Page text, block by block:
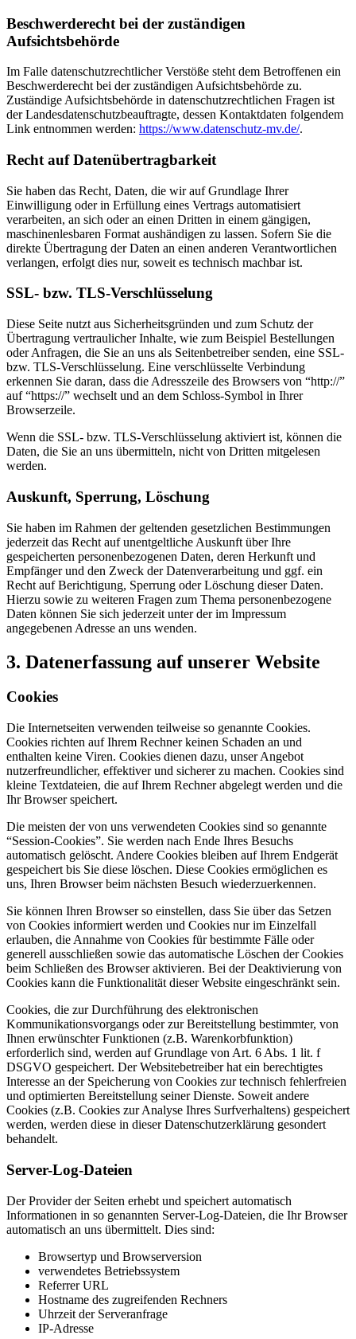
Beschwerderecht bei der zuständigen
Aufsichtsbehörde
Im Falle datenschutzrechtlicher Verstöße steht dem Betroffenen ein
Beschwerderecht bei der zuständigen Aufsichtsbehörde zu.
Zuständige Aufsichtsbehörde in datenschutzrechtlichen Fragen ist
der Landesdatenschutzbeauftragte, dessen Kontaktdaten folgendem
Link entnommen werden: https://www.datenschutz-mv.de/.
Recht auf Datenübertragbarkeit
Sie haben das Recht, Daten, die wir auf Grundlage Ihrer
Einwilligung oder in Erfüllung eines Vertrags automatisiert
verarbeiten, an sich oder an einen Dritten in einem gängigen,
maschinenlesbaren Format aushändigen zu lassen. Sofern Sie die
direkte Übertragung der Daten an einen anderen Verantwortlichen
verlangen, erfolgt dies nur, soweit es technisch machbar ist.
SSL- bzw. TLS-Verschlüsselung
Diese Seite nutzt aus Sicherheitsgründen und zum Schutz der
Übertragung vertraulicher Inhalte, wie zum Beispiel Bestellungen
oder Anfragen, die Sie an uns als Seitenbetreiber senden, eine SSL-
bzw. TLS-Verschlüsselung. Eine verschlüsselte Verbindung
erkennen Sie daran, dass die Adresszeile des Browsers von “http://”
auf “https://” wechselt und an dem Schloss-Symbol in Ihrer
Browserzeile.
Wenn die SSL- bzw. TLS-Verschlüsselung aktiviert ist, können die
Daten, die Sie an uns übermitteln, nicht von Dritten mitgelesen
werden.
Auskunft, Sperrung, Löschung
Sie haben im Rahmen der geltenden gesetzlichen Bestimmungen
jederzeit das Recht auf unentgeltliche Auskunft über Ihre
gespeicherten personenbezogenen Daten, deren Herkunft und
Empfänger und den Zweck der Datenverarbeitung und ggf. ein
Recht auf Berichtigung, Sperrung oder Löschung dieser Daten.
Hierzu sowie zu weiteren Fragen zum Thema personenbezogene
Daten können Sie sich jederzeit unter der im Impressum
angegebenen Adresse an uns wenden.
3. Datenerfassung auf unserer Website
Cookies
Die Internetseiten verwenden teilweise so genannte Cookies.
Cookies richten auf Ihrem Rechner keinen Schaden an und
enthalten keine Viren. Cookies dienen dazu, unser Angebot
nutzerfreundlicher, effektiver und sicherer zu machen. Cookies sind
kleine Textdateien, die auf Ihrem Rechner abgelegt werden und die
Ihr Browser speichert.
Die meisten der von uns verwendeten Cookies sind so genannte
“Session-Cookies”. Sie werden nach Ende Ihres Besuchs
automatisch gelöscht. Andere Cookies bleiben auf Ihrem Endgerät
gespeichert bis Sie diese löschen. Diese Cookies ermöglichen es
uns, Ihren Browser beim nächsten Besuch wiederzuerkennen.
Sie können Ihren Browser so einstellen, dass Sie über das Setzen
von Cookies informiert werden und Cookies nur im Einzelfall
erlauben, die Annahme von Cookies für bestimmte Fälle oder
generell ausschließen sowie das automatische Löschen der Cookies
beim Schließen des Browser aktivieren. Bei der Deaktivierung von
Cookies kann die Funktionalität dieser Website eingeschränkt sein.
Cookies, die zur Durchführung des elektronischen
Kommunikationsvorgangs oder zur Bereitstellung bestimmter, von
Ihnen erwünschter Funktionen (z.B. Warenkorbfunktion)
erforderlich sind, werden auf Grundlage von Art. 6 Abs. 1 lit. f
DSGVO gespeichert. Der Websitebetreiber hat ein berechtigtes
Interesse an der Speicherung von Cookies zur technisch fehlerfreien
und optimierten Bereitstellung seiner Dienste. Soweit andere
Cookies (z.B. Cookies zur Analyse Ihres Surfverhaltens) gespeichert
werden, werden diese in dieser Datenschutzerklärung gesondert
behandelt.
Server-Log-Dateien
Der Provider der Seiten erhebt und speichert automatisch
Informationen in so genannten Server-Log-Dateien, die Ihr Browser
automatisch an uns übermittelt. Dies sind:
Browsertyp und Browserversion
verwendetes Betriebssystem
Referrer URL
Hostname des zugreifenden Rechners
Uhrzeit der Serveranfrage
IP-Adresse